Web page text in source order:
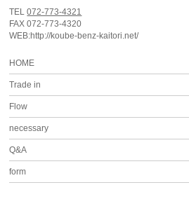
TEL072-773-4321
FAX 072-773-4320
WEB:http://koube-benz-kaitori.net/
HOME
Trade in
Flow
necessary
Q&A
form